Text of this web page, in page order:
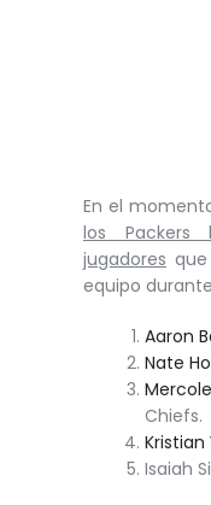
En el
los
jugadores
equipo
Aaron
Nate
Chiefs.
Kristian
Isaiah